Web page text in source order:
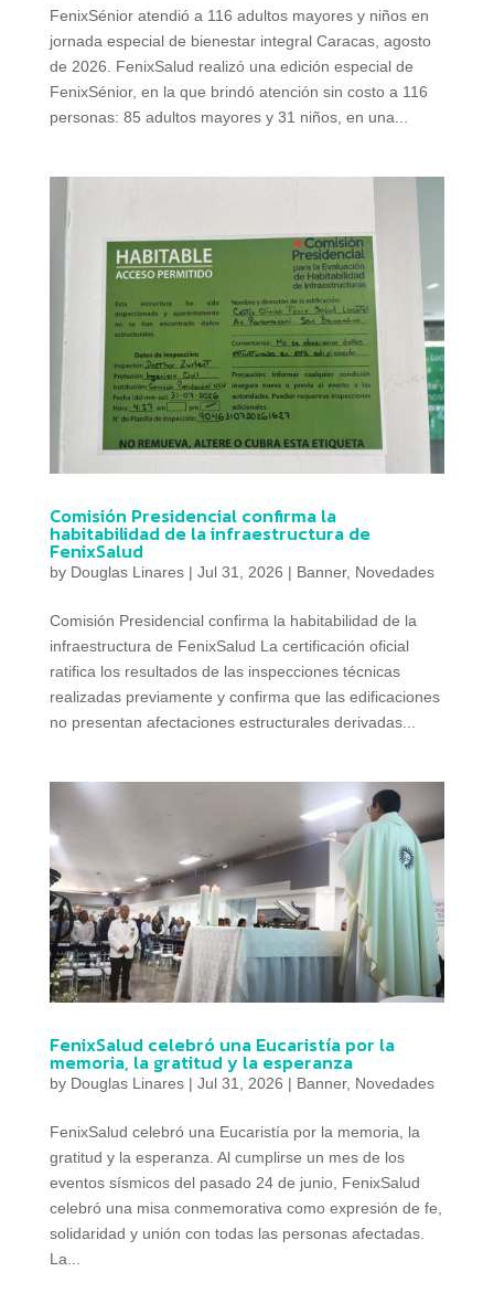
FenixSénior atendió a 116 adultos mayores y niños en
jornada especial de bienestar integral Caracas, agosto
de 2026. FenixSalud realizó una edición especial de
FenixSénior, en la que brindó atención sin costo a 116
personas: 85 adultos mayores y 31 niños, en una...
Comisión Presidencial confirma la
habitabilidad de la infraestructura de
FenixSalud
by Douglas Linares| Jul 31, 2026 | Banner, Novedades
Comisión Presidencial confirma la habitabilidad de la
infraestructura de FenixSalud La certificación oficial
ratifica los resultados de las inspecciones técnicas
realizadas previamente y confirma que las edificaciones
no presentan afectaciones estructurales derivadas...
FenixSalud celebró una Eucaristía por la
memoria, la gratitud y la esperanza
by Douglas Linares| Jul 31, 2026 | Banner, Novedades
FenixSalud celebró una Eucaristía por la memoria, la
gratitud y la esperanza. Al cumplirse un mes de los
eventos sísmicos del pasado 24 de junio, FenixSalud
celebró una misa conmemorativa como expresión de fe,
solidaridad y unión con todas las personas afectadas.
La...